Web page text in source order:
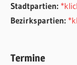
Stadtpartien:
Bezirkspartien:
Termine